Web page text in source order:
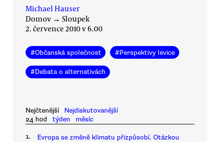
Michael Hauser
Domov → Sloupek
2. července 2010 v 6.00
#Občanská společnost #Perspektivy levice
#Debata o alternativách
Nejčtenější
Nejdiskutovanější
24 hod
týden měsíc
1. Evropa se změně klimatu přizpůsobí. Otázkou